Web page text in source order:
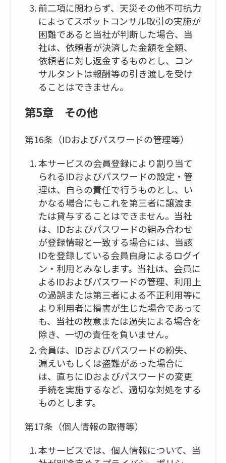
前二項に関わらず、天災その他不可抗力
によってスポットコンサル取引の実施が
困難であると当社が判断した場合、当
社は、依頼者が決済した金額を全額、
依頼者に対し返金するものとし、コン
サルタントは報酬等の引き渡しを受け
ることはできません。
第5章 その他
第16条（IDおよびパスワードの管理等）
本サービスの会員登録により割り当て
られるIDおよびパスワードの設定・管
理は、自らの責任で行うものとし、い
かなる場合にもこれを第三者に譲渡ま
たは貸与することはできません。当社
は、IDおよびパスワードの組み合わせ
が登録情報と一致する場合には、当該
IDを登録している会員自身によるログイ
ン・利用とみなします。当社は、会員に
よるIDおよびパスワードの管理、利用上
の過誤または第三者による不正利用等に
より利用者に損害が生じた場合であって
も、当社の故意または過失による場合を
除き、一切の責任を負いません。
会員は、IDおよびパスワードの紛失、
漏えいもしくは盗難があった場合に
は、直ちにIDおよびパスワードの変更
手続を実施するなど、適切な対処をする
ものとします。
第17条（個人情報の取得等）
本サービスでは、個人情報について、当